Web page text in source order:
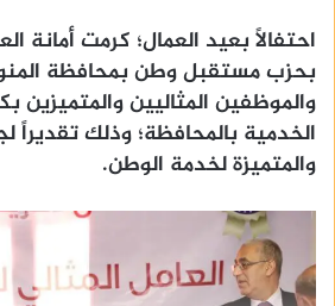
احتفالًا بعيد العمال؛ كرمت أمانة
والموظفين المثاليين والمتميزين
الخدمية بالمحافظة؛ وذلك تقديراً
والمتميزة لخدمة الوطن.